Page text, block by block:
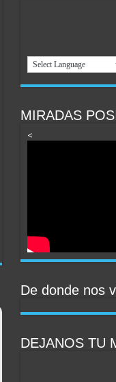
MIRADAS
<
De donde nos
DEJANOS TU